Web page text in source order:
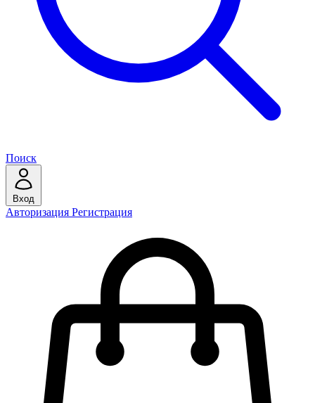
Поиск
Вход
Авторизация Регистрация